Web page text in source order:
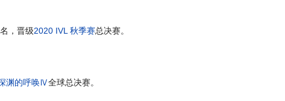
，晋级2020 IVL 秋季赛总决赛。
渊的呼唤Ⅳ全球总决赛。